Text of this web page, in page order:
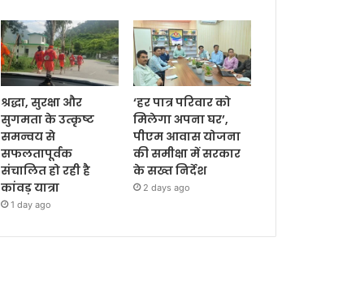
श्रद्धा, सुरक्षा और
सुगमता के उत्कृष्ट
समन्वय से
सफलतापूर्वक
संचालित हो रही है
कांवड़ यात्रा
1 day ago
‘हर पात्र परिवार को
मिलेगा अपना घर’,
पीएम आवास योजना
की समीक्षा में सरकार
के सख्त निर्देश
2 days ago